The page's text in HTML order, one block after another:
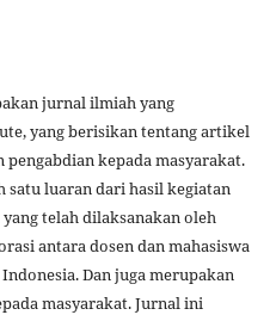
jurnal ilmiah yang
yang berisikan tentang artikel
kepada masyarakat.
satu luaran dari hasil kegiatan
telah dilaksanakan oleh
antara dosen dan mahasiswa
Dan juga merupakan
masyarakat. Jurnal ini